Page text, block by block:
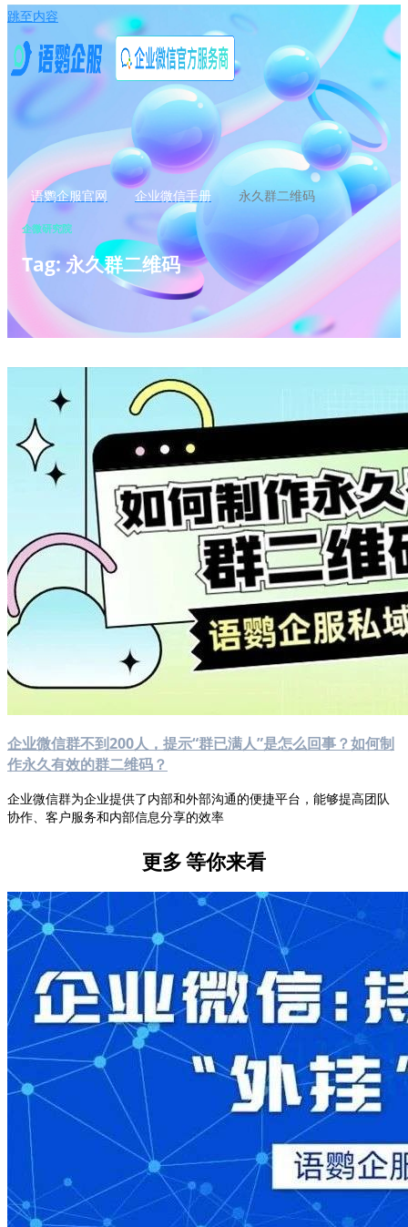
跳至内容
语鹦企服官网 企业微信手册 永久群二维码
企微研究院
Tag: 永久群二维码
企业微信群不到200人，提示“群已满人”是怎么回事？如何制
作永久有效的群二维码？
企业微信群为企业提供了内部和外部沟通的便捷平台，能够提高团队
协作、客户服务和内部信息分享的效率
更多等你来看